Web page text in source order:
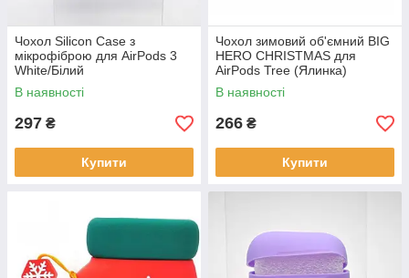
Чохол Silicon Case з
мікрофіброю для AirPods 3
White/Білий
В наявності
297 ₴
Купити
Чохол зимовий об'ємний BIG
HERO CHRISTMAS для
AirPods Tree (Ялинка)
В наявності
266 ₴
Купити